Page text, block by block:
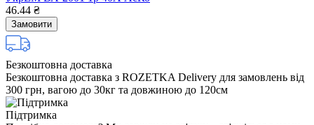
46.44 ₴
Замовити
Безкоштовна доставка
Безкоштовна доставка з ROZETKA Delivery для замовлень від
300 грн, вагою до 30кг та довжиною до 120см
Підтримка